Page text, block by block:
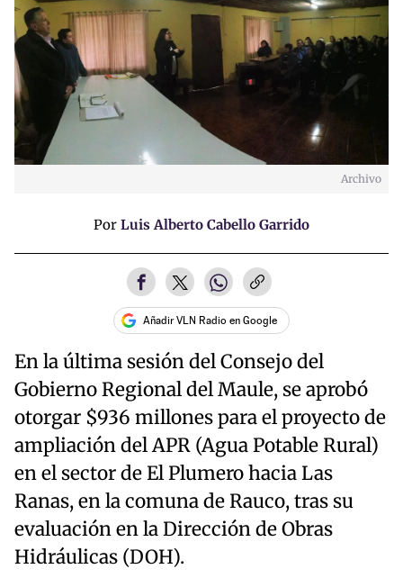
Archivo
Por Luis Alberto Cabello Garrido
Añadir VLN Radio en Google
En la última sesión del Consejo del
Gobierno Regional del Maule, se aprobó
otorgar $936 millones para el proyecto de
ampliación del APR (Agua Potable Rural)
en el sector de El Plumero hacia Las
Ranas, en la comuna de Rauco, tras su
evaluación en la Dirección de Obras
Hidráulicas (DOH).